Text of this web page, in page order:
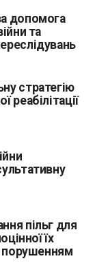
допомога
та
стратегію
реабілітації
пільг для
їх
порушенням